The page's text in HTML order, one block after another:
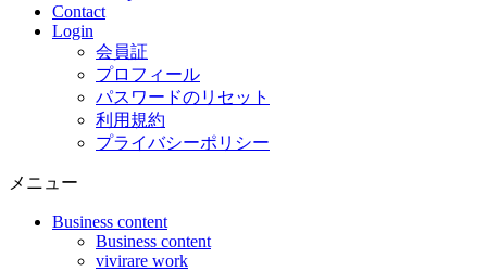
Contact
Login
会員証
プロフィール
パスワードのリセット
利用規約
プライバシーポリシー
メニュー
Business content
Business content
vivirare work